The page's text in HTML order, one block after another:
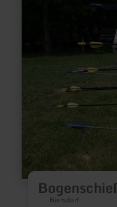
vergoeding 1,50 EUR
Biersdorf